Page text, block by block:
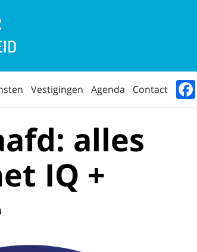
Vestigingen Agenda Contact
alles
IQ +